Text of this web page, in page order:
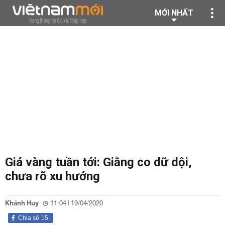
MỚI NHẤT
Giá vàng tuần tới: Giằng co dữ dội,
chưa rõ xu hướng
Khánh Huy 11:04 | 19/04/2020
15
Chia sẻ